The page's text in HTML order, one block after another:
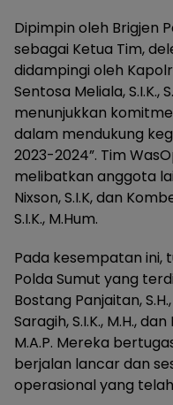
Dipimpin oleh Brigjen
sebagai Ketua Tim,
didampingi oleh
Sentosa Meliala, S.I.K.,
menunjukkan
dalam mendukung
2023-2024”. Tim
melibatkan anggota
Nixson, S.I.K, dan
S.I.K., M.Hum.
Pada kesempatan ini,
Polda Sumut yang
Bostang Panjaitan, S.H.,
Saragih, S.I.K., M.H.,
M.A.P. Mereka
berjalan lancar dan
operasional yang